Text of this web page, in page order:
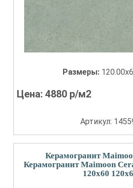
Размеры:
Цена:4880 р/м2
Артикул:
Керамогранит
Керамогранит Maimoon
120x60